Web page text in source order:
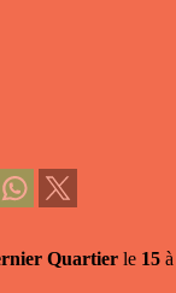
Quartierle 15à